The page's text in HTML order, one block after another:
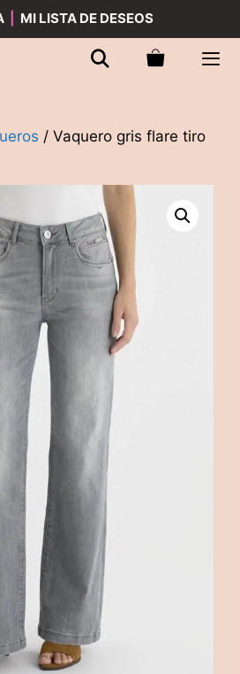
MI LISTA DE DESEOS
/ Vaquero gris flare tiro